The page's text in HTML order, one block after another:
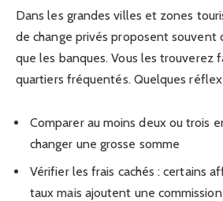
Dans les grandes villes et zones
de change privés proposent souvent
que les banques. Vous les trouverez
quartiers fréquentés. Quelques
Comparer au moins deux ou trois
changer une grosse somme
Vérifier les frais cachés : certains
taux mais ajoutent une